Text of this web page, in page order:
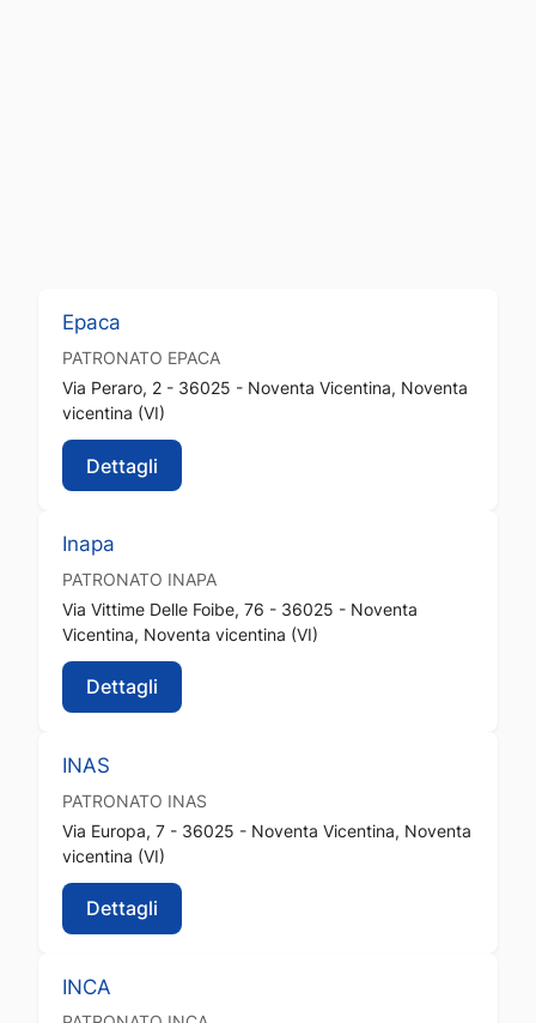
Epaca
PATRONATO EPACA
Via Peraro, 2 - 36025 - Noventa Vicentina, Noventa
vicentina (VI)
Dettagli
Inapa
PATRONATO INAPA
Via Vittime Delle Foibe, 76 - 36025 - Noventa
Vicentina, Noventa vicentina (VI)
Dettagli
INAS
PATRONATO INAS
Via Europa, 7 - 36025 - Noventa Vicentina, Noventa
vicentina (VI)
Dettagli
INCA